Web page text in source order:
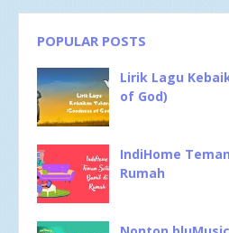
POPULAR POSTS
Lirik Lagu
of God)
IndiHome
Rumah